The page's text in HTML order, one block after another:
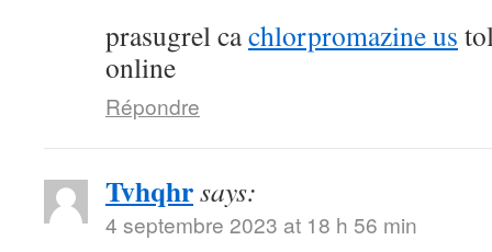
prasugrel cachlorpromazine us
online
Répondre
Tvhqhrsays:
4 septembre 2023 at 18 h 56 min